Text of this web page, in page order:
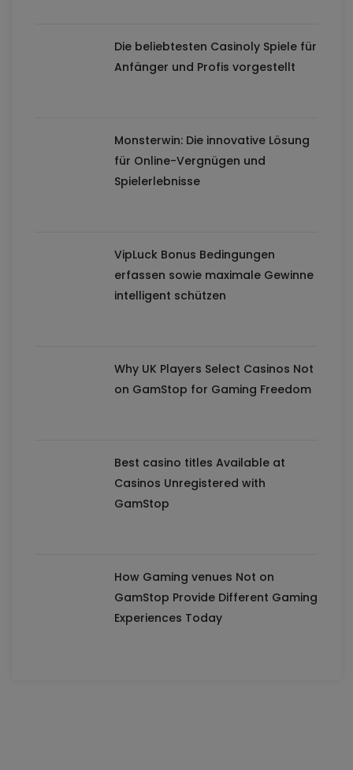
Die beliebtesten Casinoly Spiele für
Anfänger und Profis vorgestellt
Monsterwin: Die innovative Lösung
für Online-Vergnügen und
Spielerlebnisse
VipLuck Bonus Bedingungen
erfassen sowie maximale Gewinne
intelligent schützen
Why UK Players Select Casinos Not
on GamStop for Gaming Freedom
Best casino titles Available at
Casinos Unregistered with
GamStop
How Gaming venues Not on
GamStop Provide Different Gaming
Experiences Today